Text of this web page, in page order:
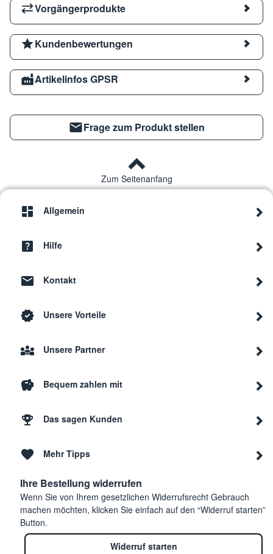
Vorgängerprodukte
Kundenbewertungen
Artikelinfos GPSR
Frage zum Produkt stellen
Zum Seitenanfang
Allgemein
Hilfe
Kontakt
Unsere Vorteile
Unsere Partner
Bequem zahlen mit
Das sagen Kunden
Mehr Tipps
Ihre Bestellung widerrufen
Wenn Sie von Ihrem gesetzlichen Widerrufsrecht Gebrauch
machen möchten, klicken Sie einfach auf den “Widerruf starten”
Button.
Widerruf starten